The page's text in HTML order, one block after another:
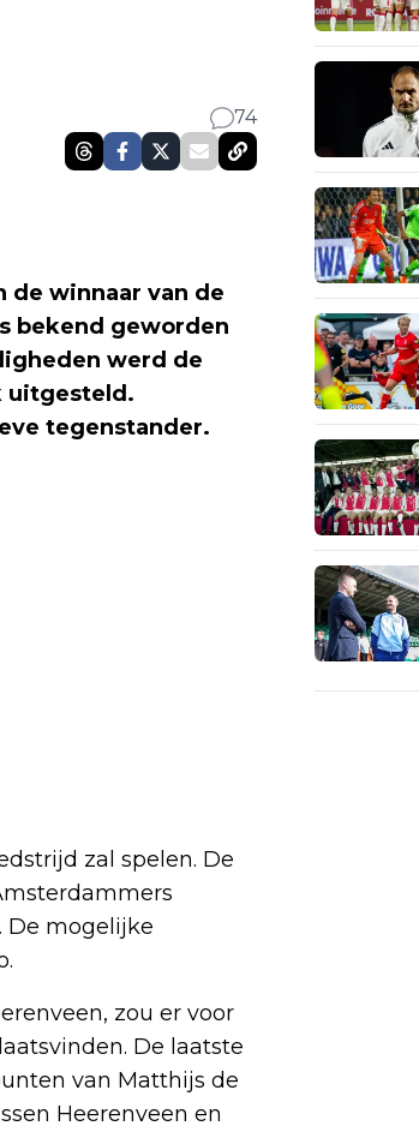
74
de winnaar van de
bekend geworden
werd de
uitgesteld.
tegenstander.
zal spelen. De
De mogelijke
zou er voor
De laatste
van Matthijs de
Heerenveen en